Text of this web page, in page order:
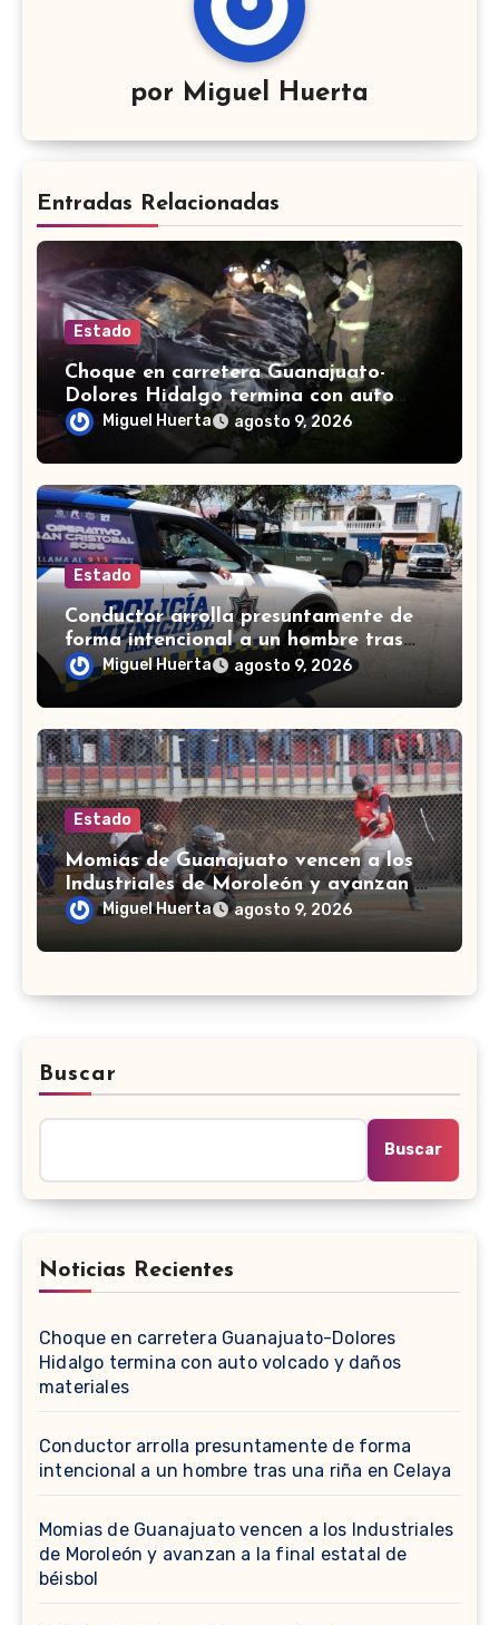
por Miguel Huerta
Entradas Relacionadas
Estado
Choque en carretera Guanajuato-
Dolores Hidalgo termina con auto
volcado y daños materiales
Miguel Huerta agosto 9, 2026
Estado
Conductor arrolla presuntamente de
forma intencional a un hombre tras
una riña en Celaya
Miguel Huerta agosto 9, 2026
Estado
Momias de Guanajuato vencen a los
Industriales de Moroleón y avanzan a
la final estatal de béisbol
Miguel Huerta agosto 9, 2026
Buscar
Buscar
Noticias Recientes
Choque en carretera Guanajuato-Dolores
Hidalgo termina con auto volcado y daños
materiales
Conductor arrolla presuntamente de forma
intencional a un hombre tras una riña en Celaya
Momias de Guanajuato vencen a los Industriales
de Moroleón y avanzan a la final estatal de
béisbol